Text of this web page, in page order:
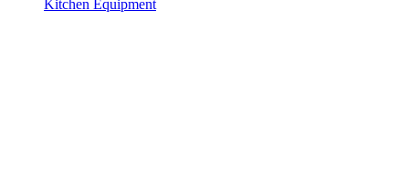
Kitchen Equipment